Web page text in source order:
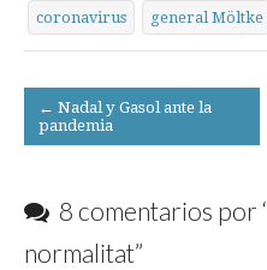
coronavirus general Möltke
Post
navigation
← Nadal y Gasol ante la
pandemia
8 comentarios por
normalitat”